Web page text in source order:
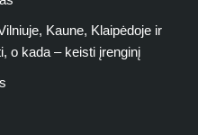
Kaune, Klaipėdoje ir
o kada – keisti įrenginį